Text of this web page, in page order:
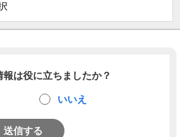
は役に立ちましたか？
いいえ
送信する